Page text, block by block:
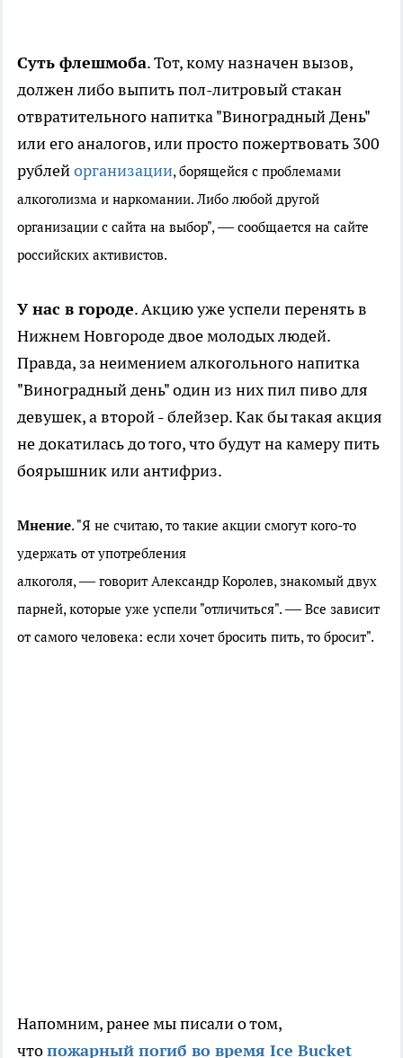
Суть флешмоба. Тот, кому назначен вызов,
должен либо выпить пол-литровый стакан
отвратительного напитка "Виноградный День"
или его аналогов, или просто пожертвовать 300
рублейорганизации, борящейся с проблемами
алкоголизма и наркомании. Либо любой другой
организации с сайта на выбор",—сообщается на сайте
российских активистов.
У нас в городе. Акцию уже успели перенять в
Нижнем Новгороде двое молодых людей.
Правда, за неимением алкогольного напитка
"Виноградный день" один из них пил пиво для
девушек, а второй - блейзер. Как бы такая акция
не докатилась до того, что будут на камеру пить
боярышник или антифриз.
Мнение. "Я не считаю, то такие акции смогут кого-то
удержать от употребления
алкоголя,—говорит Александр Королев, знакомый двух
парней, которые уже успели "отличиться".—Все зависит
от самого человека: если хочет бросить пить, то бросит".
Напомним, ранее мы писали о том,
чтопожарный погиб во время Ice Bucket